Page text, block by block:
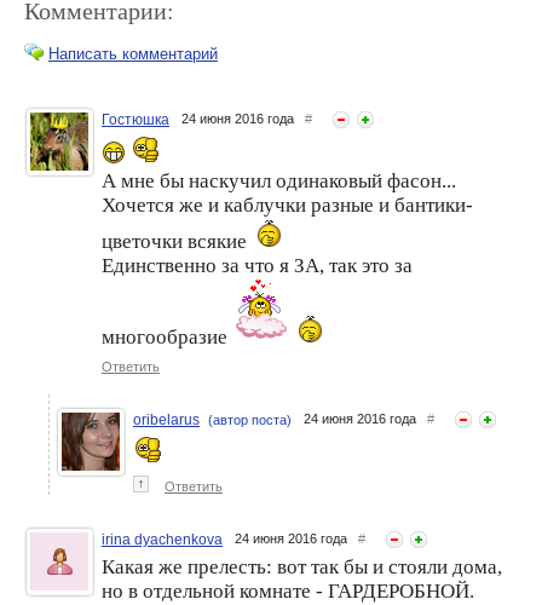
Супер набор салфеток
Paclan сэкономит не только
деньги, но и личное время
Frieda - помощники в уходе
за волосами во время
отпуска
Подарочные наборы –
отличная идея для
подарка
5 скрытых причин, почему
Комментарии:
Написать комментарий
Гостюшка 24 июня 2016 года #
А мне бы наскучил одинаковый фасон...
Хочется же и каблучки разные и бантики-
цветочки всякие
Единственно за что я ЗА, так это за
многообразие
Ответить
oribelarus (автор поста) 24 июня 2016 года #
↑ Ответить
irina dyachenkova 24 июня 2016 года #
Какая же прелесть: вот так бы и стояли дома,
но в отдельной комнате - ГАРДЕРОБНОЙ.